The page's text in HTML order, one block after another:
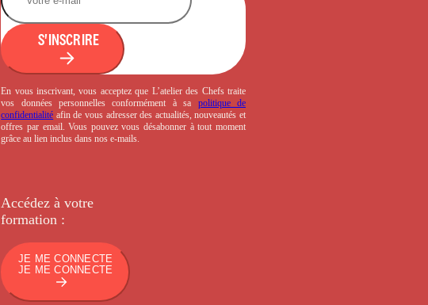
S'INSCRIRE
En vous inscrivant, vous acceptez que L’atelier des Chefs traite
vos données personnelles conformément à sa politique de
confidentialité afin de vous adresser des actualités, nouveautés et
offres par email. Vous pouvez vous désabonner à tout moment
grâce au lien inclus dans nos e-mails.
Accédez à votre
formation :
JE ME CONNECTE
JE ME CONNECTE